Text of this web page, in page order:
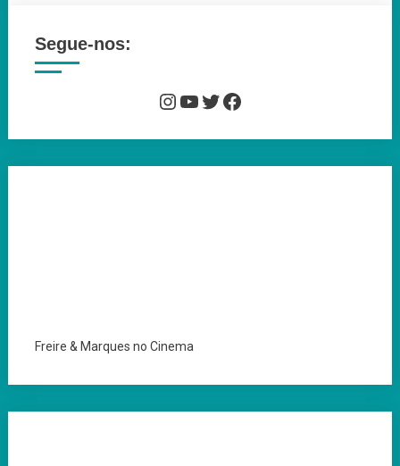
Segue-nos:
Instagram
YouTube
Twitter
Facebook
Freire & Marques no Cinema